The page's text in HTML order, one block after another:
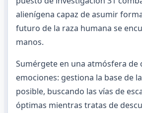
alienígena capaz de asumir
futuro de la raza humana se
manos.
Sumérgete en una atmósfera de
emociones: gestiona la base de
posible, buscando las vías de
óptimas mientras tratas de